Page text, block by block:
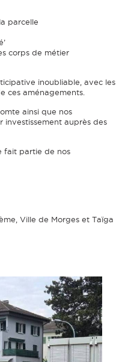
parcelle
corps de métier
inoubliable, avec les
ces aménagements.
ainsi que nos
investissement auprès des
fait partie de nos
Ville de Morges et Taïga